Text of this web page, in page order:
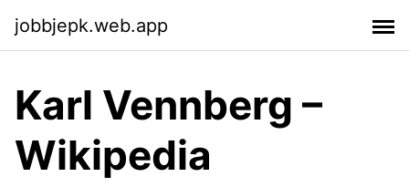
jobbjepk.web.app
Karl Vennberg –
Wikipedia